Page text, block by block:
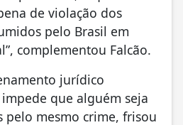
de violação dos
pelo Brasil em
complementou Falcão.
jurídico
que alguém seja
pelo mesmo crime, frisou